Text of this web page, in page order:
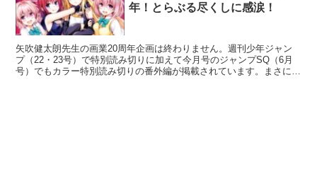
年！とらぶる尽くしに感涙！
矢吹健太朗先生の画業20周年企画は終わりません。週刊少年ジャン
プ（22・23号）で特別読み切りに加えて今月号のジャンプSQ（6月
号）でもカラー特別読み切りの番外編が掲載されています。まさにと